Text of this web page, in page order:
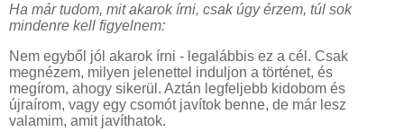
Ha már tudom, mit akarok írni, csak úgy érzem, túl sok
mindenre kell figyelnem:
Nem egyből jól akarok írni - legalábbis ez a cél. Csak
megnézem, milyen jelenettel induljon a történet, és
megírom, ahogy sikerül. Aztán legfeljebb kidobom és
újraírom, vagy egy csomót javítok benne, de már lesz
valamim, amit javíthatok.